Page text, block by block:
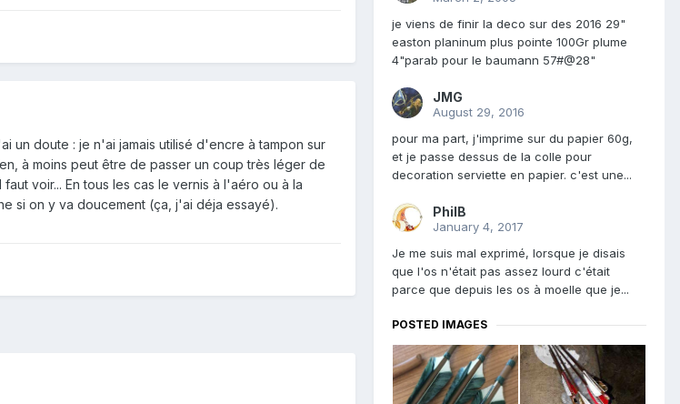
un doute : je n'ai jamais utilisé d'encre à tampon sur
à moins peut être de passer un coup très léger de
voir... En tous les cas le vernis à l'aéro ou à la
si on y va doucement (ça, j'ai déja essayé).
je viens de finir la deco sur des 2016 29"
easton planinum plus pointe 100Gr plume
4"parab pour le baumann 57#@28"
JMG
August 29, 2016
pour ma part, j'imprime sur du papier 60g,
et je passe dessus de la colle pour
decoration serviette en papier. c'est une...
PhilB
January 4, 2017
Je me suis mal exprimé, lorsque je disais
que l'os n'était pas assez lourd c'était
parce que depuis les os à moelle que je...
POSTED IMAGES